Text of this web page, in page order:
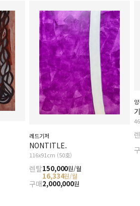
레드기저
NONTITLE.
116x91cm (50호)
렌탈150,000원/월
16,334원/월
구매2,000,000원